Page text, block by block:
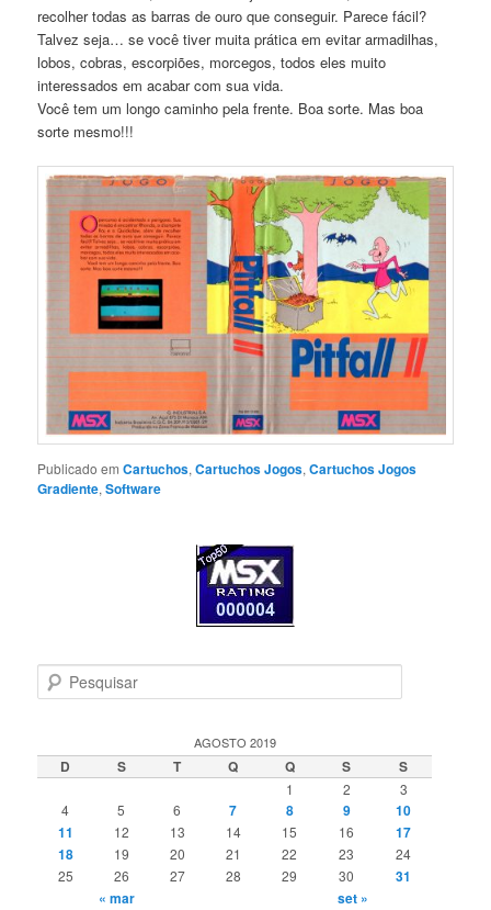
recolher todas as barras de ouro que conseguir. Parece fácil?
Talvez seja… se você tiver muita prática em evitar armadilhas,
lobos, cobras, escorpiões, morcegos, todos eles muito
interessados em acabar com sua vida.
Você tem um longo caminho pela frente. Boa sorte. Mas boa
sorte mesmo!!!
Publicado em Cartuchos,Cartuchos Jogos,Cartuchos Jogos
Gradiente,Software
e
u
i
AGOSTO 2019
D S T Q Q S S
1 2
3
4
5 6 7 8 9
10
11
12 13 14 15 16
17
18
19 20 21 22 23
24
25
26 27 28 29 30
31
« mar
set »